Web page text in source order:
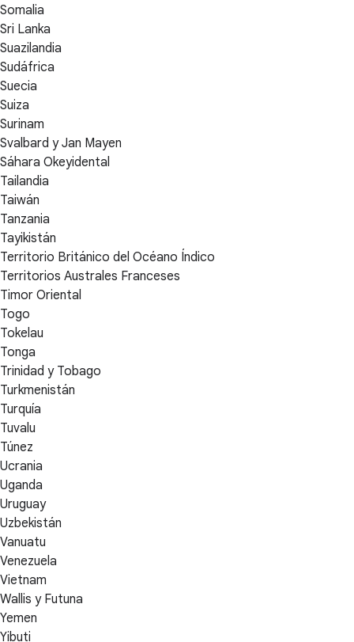
Somalia
Sri Lanka
Suazilandia
Sudáfrica
Suecia
Suiza
Surinam
Svalbard y Jan Mayen
Sáhara Okeyidental
Tailandia
Taiwán
Tanzania
Tayikistán
Territorio Británico del Océano Índico
Territorios Australes Franceses
Timor Oriental
Togo
Tokelau
Tonga
Trinidad y Tobago
Turkmenistán
Turquía
Tuvalu
Túnez
Ucrania
Uganda
Uruguay
Uzbekistán
Vanuatu
Venezuela
Vietnam
Wallis y Futuna
Yemen
Yibuti